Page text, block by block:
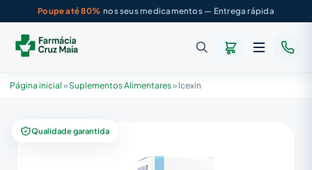
Poupe até 80% nos seus medicamentos — Entrega rápida
Página inicial »Suplementos Alimentares» Icexin
Qualidade garantida